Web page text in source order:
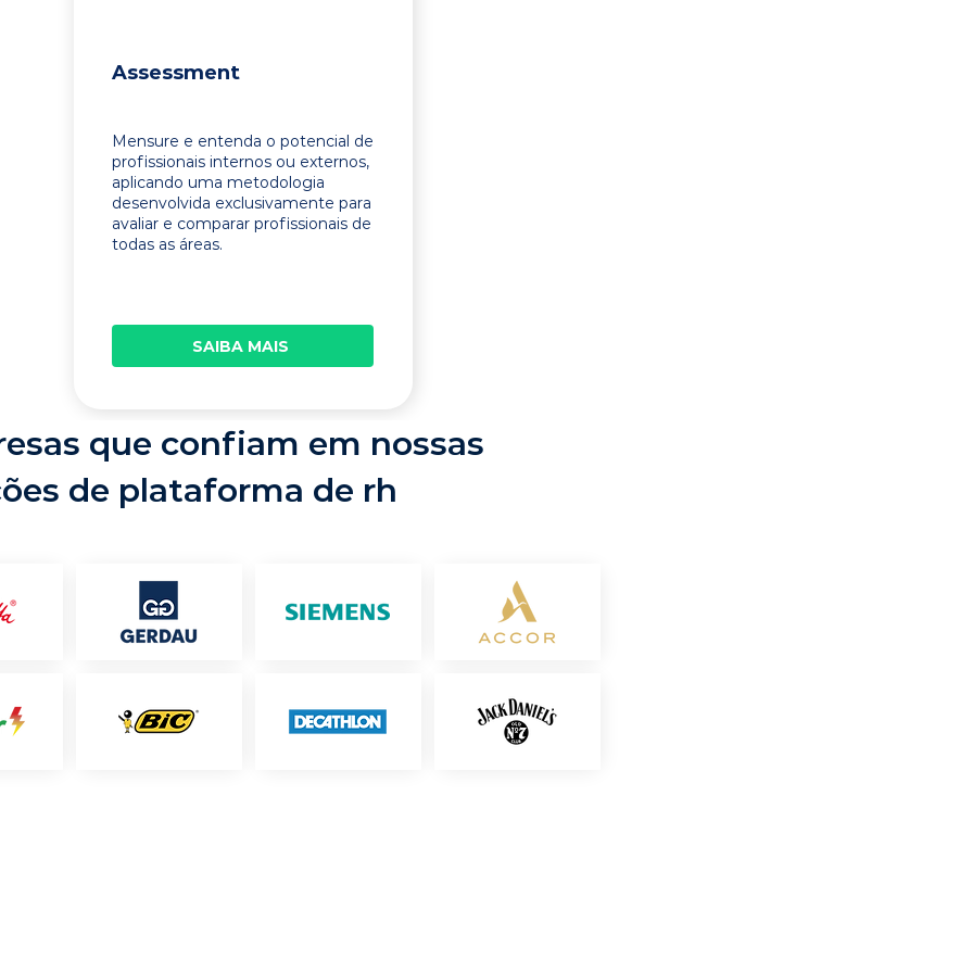
Assessment
Mensure e entenda o potencial de
profissionais internos ou externos,
aplicando uma metodologia
desenvolvida exclusivamente para
avaliar e comparar profissionais de
todas as áreas.
SAIBA MAIS
que confiam em nossas
de plataforma de rh